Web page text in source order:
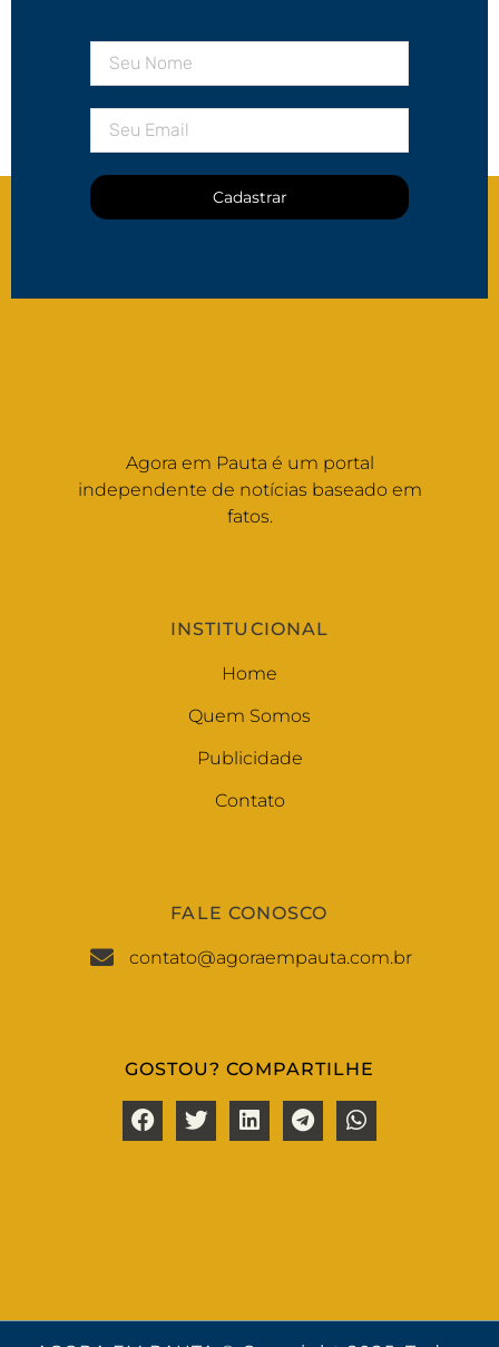
Cadastrar
Agora em Pauta é um portal
independente de notícias baseado em
fatos.
INSTITUCIONAL
Home
Quem Somos
Publicidade
Contato
FALE CONOSCO
contato@agoraempauta.com.br
GOSTOU? COMPARTILHE